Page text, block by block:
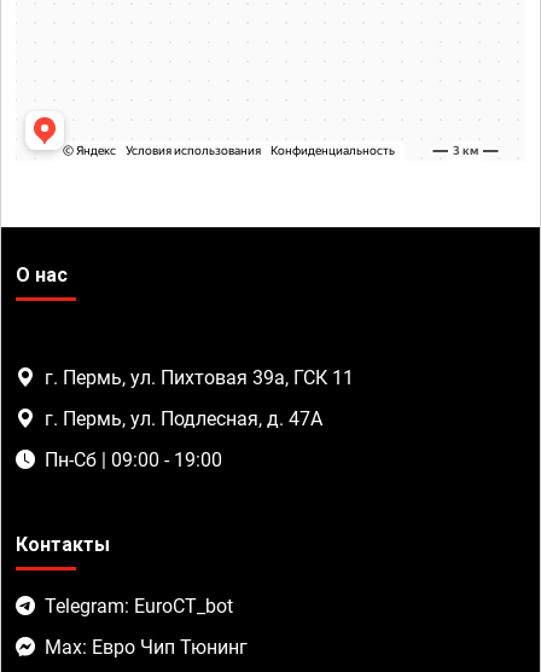
О нас
г. Пермь, ул. Пихтовая 39а, ГСК 11
г. Пермь, ул. Подлесная, д. 47А
Пн-Сб | 09:00 - 19:00
Контакты
Telegram: EuroCT_bot
Max: Евро Чип Тюнинг